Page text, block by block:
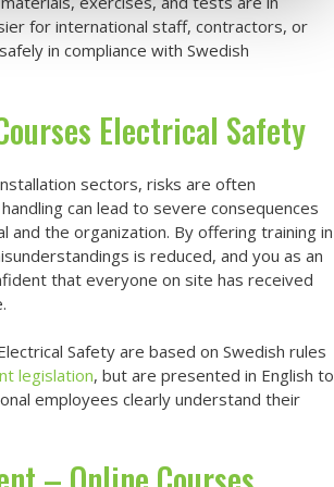
for international staff, contractors, or
in compliance with Swedish
Electrical Safety
sectors, risks are often
can lead to severe consequences
and the organization. By offering training in
is reduced, and you as an
that everyone on site has received
Safety are based on Swedish rules
legislation, but are presented in English to
employees clearly understand their